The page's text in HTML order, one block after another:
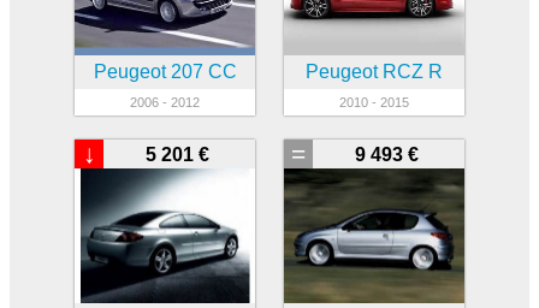
Peugeot 207 CC
2006 - 2012
Peugeot RCZ R
2010 - 2015
5 201 €
↓ 9 493 €
=